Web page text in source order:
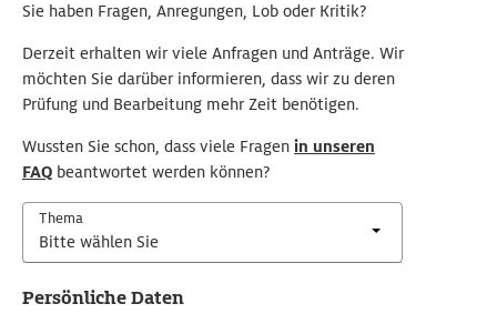
Sie haben Fragen, Anregungen, Lob oder Kritik?
Derzeit erhalten wir viele Anfragen und Anträge. Wir
möchten Sie darüber informieren, dass wir zu deren
Prüfung und Bearbeitung mehr Zeit benötigen.
Wussten Sie schon, dass viele Fragen in unseren
FAQ beantwortet werden können?
Thema
Persönliche Daten